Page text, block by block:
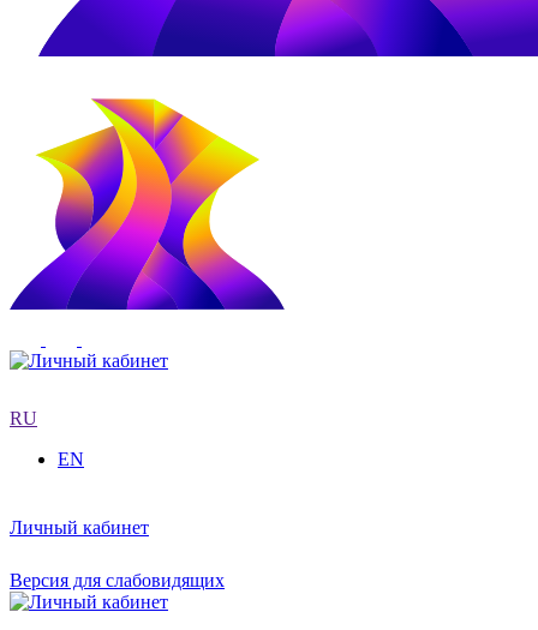
RU
EN
Личный кабинет
Версия для слабовидящих